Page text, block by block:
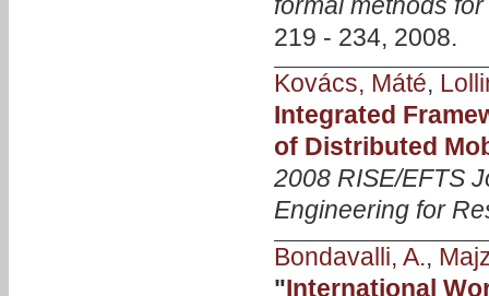
219 - 234, 2008.
Kovács, Máté,
Integrated
of Distributed
2008 RISE/EFTS
Engineering for
Bondavalli, A.,
"International